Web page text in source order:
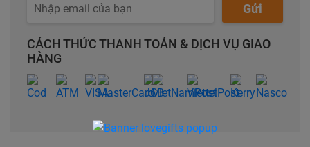
Gửi
CÁCH THỨC THANH TOÁN & DỊCH VỤ GIAO
HÀNG